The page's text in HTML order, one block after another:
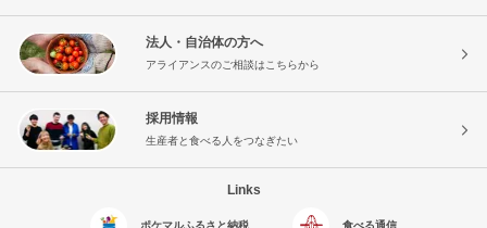
法人・自治体の方へ
アライアンスのご相談はこちらから
採用情報
生産者と食べる人をつなぎたい
Links
ポケマルふるさと納税 食べる通信